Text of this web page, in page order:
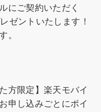
にご契約いただく
ゼントいたします！
。
方限定】楽天モバイ
申し込みごとにポイ